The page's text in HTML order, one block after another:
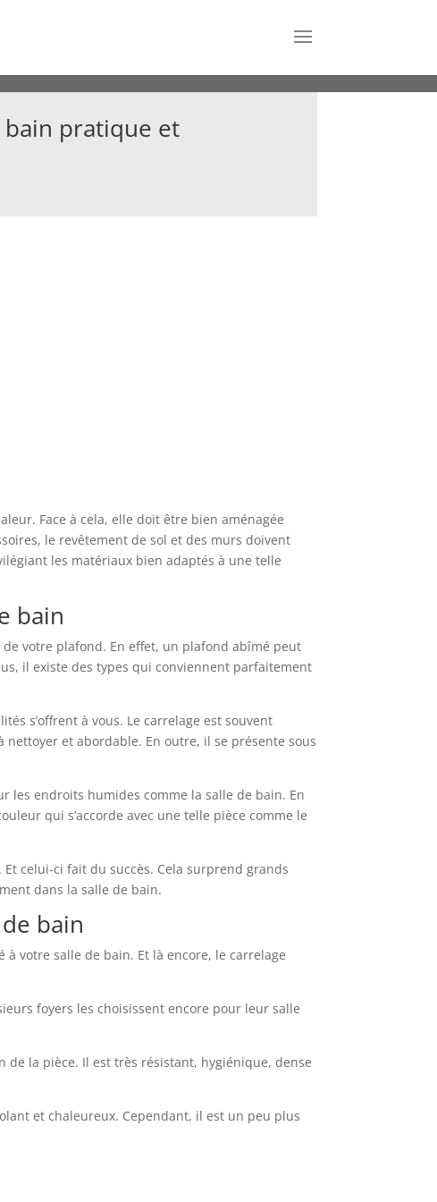
pratique et
Face à cela, elle doit être bien aménagée
le revêtement de sol et des murs doivent
les matériaux bien adaptés à une telle
bain
de votre plafond. En effet, un plafond abîmé peut
il existe des types qui conviennent parfaitement
s’offrent à vous. Le carrelage est souvent
et abordable. En outre, il se présente sous
les endroits humides comme la salle de bain. En
qui s’accorde avec une telle pièce comme le
celui-ci fait du succès. Cela surprend grands
dans la salle de bain.
bain
votre salle de bain. Et là encore, le carrelage
foyers les choisissent encore pour leur salle
la pièce. Il est très résistant, hygiénique, dense
et chaleureux. Cependant, il est un peu plus